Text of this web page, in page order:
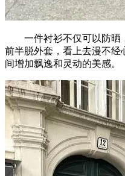
一件衬衫不仅可以防晒
前半脱外套，看上去漫不经
间增加飘逸和灵动的美感。